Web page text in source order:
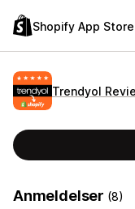
Shopify App Store
Trendyol
Anmeldelser (8)